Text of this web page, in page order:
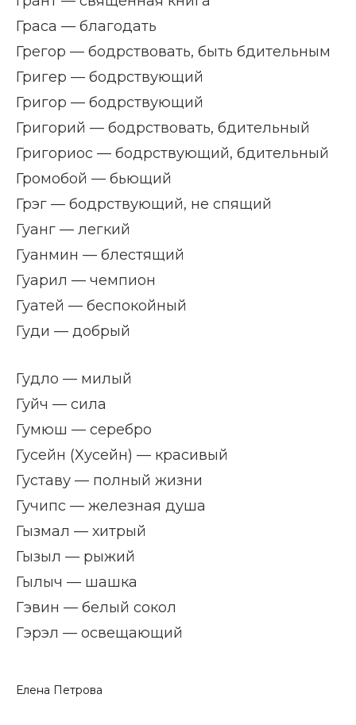
Граса — благодать
Грегор — бодрствовать, быть бдительным
Григер — бодрствующий
Григор — бодрствующий
Григорий — бодрствовать, бдительный
Григориос — бодрствующий, бдительный
Громобой — бьющий
Грэг — бодрствующий, не спящий
Гуанг — легкий
Гуанмин — блестящий
Гуарил — чемпион
Гуатей — беспокойный
Гуди — добрый
Гудло — милый
Гуйч — сила
Гумюш — серебро
Гусейн (Хусейн) — красивый
Густаву — полный жизни
Гучипс — железная душа
Гызмал — хитрый
Гызыл — рыжий
Гылыч — шашка
Гэвин — белый сокол
Гэрэл — освещающий
Елена Петрова